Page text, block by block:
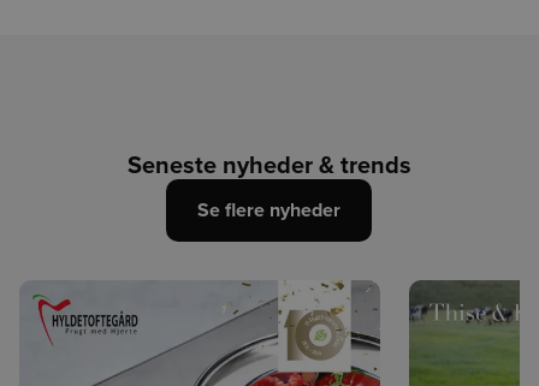
Seneste nyheder & trends
Se flere nyheder